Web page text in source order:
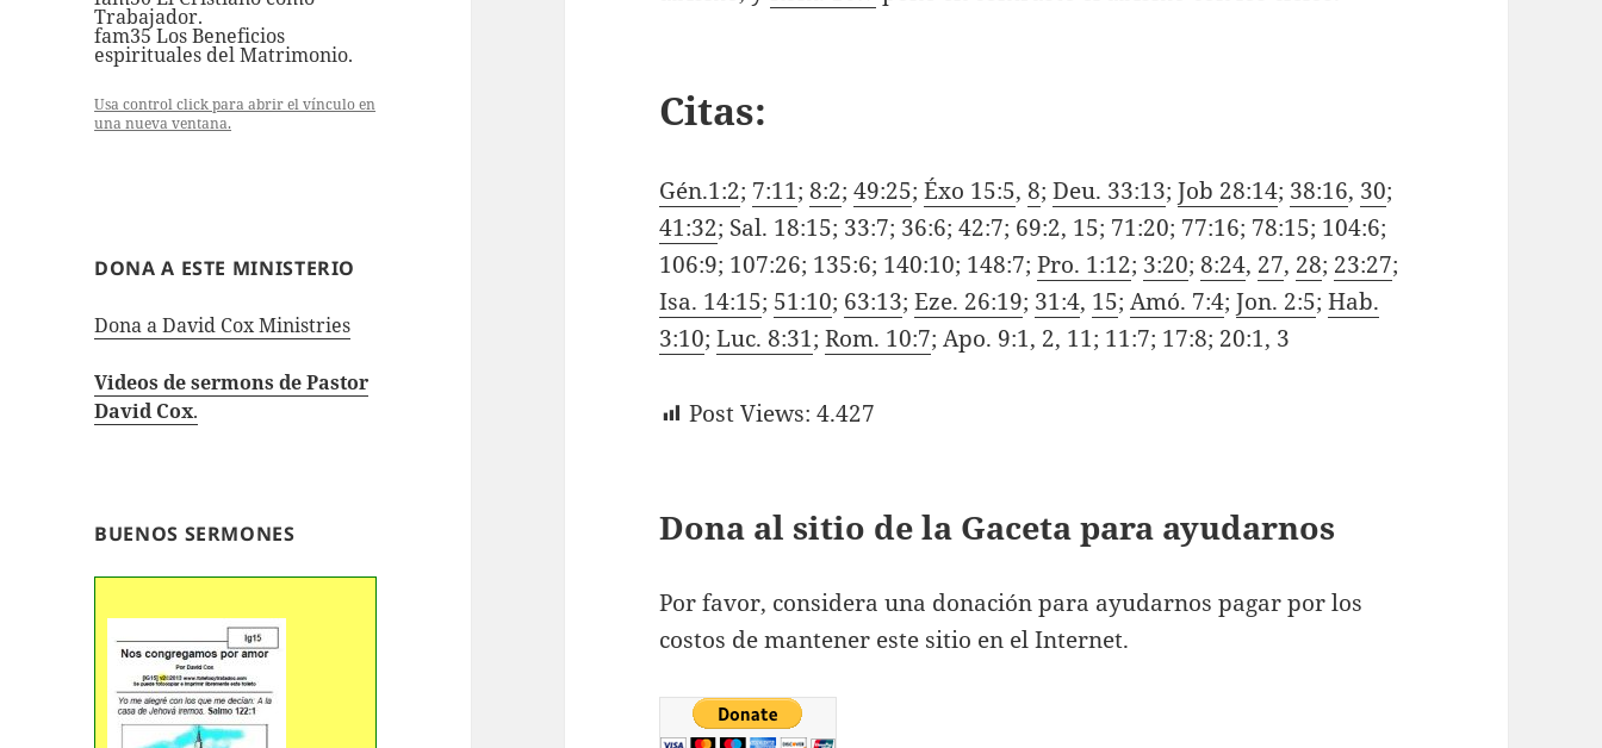
Trabajador.
fam35 Los Beneficios
espirituales del Matrimonio.
Usa control click para abrir el vínculo en
una nueva ventana.
DONA A ESTE MINISTERIO
Dona a David Cox Ministries
Videos de sermons de Pastor
David Cox.
BUENOS SERMONES
Citas:
Gén.1:2; 7:11; 8:2;49:25;Éxo 15:5, 8;Deu. 33:13;Job 28:14; 38:16, 30;
41:32; Sal. 18:15; 33:7; 36:6; 42:7; 69:2, 15; 71:20; 77:16; 78:15; 104:6;
106:9; 107:26; 135:6; 140:10; 148:7;Pro. 1:12; 3:20; 8:24, 27, 28; 23:27;
Isa. 14:15; 51:10; 63:13;Eze. 26:19; 31:4, 15;Amó. 7:4;Jon. 2:5;Hab.
3:10;Luc. 8:31;Rom. 10:7; Apo. 9:1, 2, 11; 11:7; 17:8; 20:1, 3
Post Views: 4.427
Dona al sitio de la Gaceta para ayudarnos
Por favor, considera una donación para ayudarnos pagar por los
costos de mantener este sitio en el Internet.